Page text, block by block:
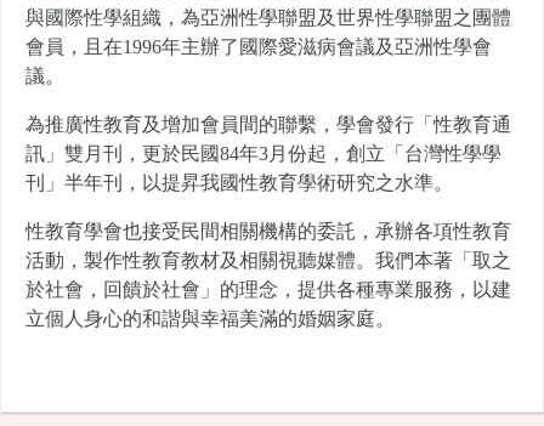
與國際性學組織，為亞洲性學聯盟及世界性學聯盟之團體
會員，且在1996年主辦了國際愛滋病會議及亞洲性學會
議。
為推廣性教育及增加會員間的聯繫，學會發行「性教育通
訊」雙月刊，更於民國84年3月份起，創立「台灣性學學
刊」半年刊，以提昇我國性教育學術研究之水準。
性教育學會也接受民間相關機構的委託，承辦各項性教育
活動，製作性教育教材及相關視聽媒體。我們本著「取之
於社會，回饋於社會」的理念，提供各種專業服務，以建
立個人身心的和諧與幸福美滿的婚姻家庭。